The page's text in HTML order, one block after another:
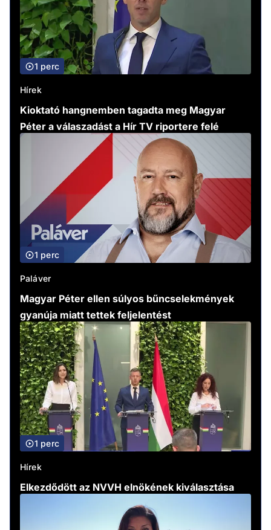
1 perc
Hírek
Kioktató hangnemben tagadta meg Magyar
Péter a válaszadást a Hír TV riportere felé
1 perc
Paláver
Magyar Péter ellen súlyos bűncselekmények
gyanúja miatt tettek feljelentést
1 perc
Hírek
Elkezdődött az NVVH elnökének kiválasztása